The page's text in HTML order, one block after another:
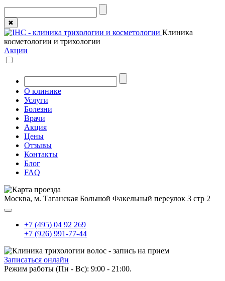
✖
Клиника
косметологии и трихологии
Акции
О клинике
Услуги
Болезни
Врачи
Акция
Цены
Отзывы
Контакты
Блог
FAQ
Москва, м. Таганская Большой Факельный переулок 3 стр 2
+7 (495) 04 92 269
+7 (926) 991-77-44
Записаться онлайн
Режим работы (Пн - Вс): 9:00 - 21:00.